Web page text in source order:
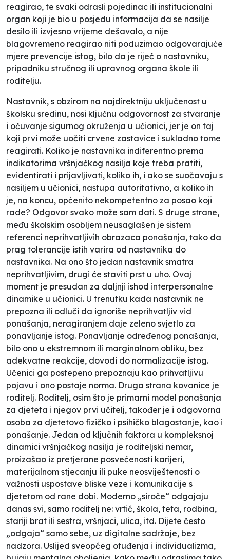
reagirao, te svaki odrasli pojedinac ili institucionalni
organ koji je bio u posjedu informacija da se nasilje
desilo ili izvjesno vrijeme dešavalo, a nije
blagovremeno reagirao niti poduzimao odgovarajuće
mjere prevencije istog, bilo da je riječ o nastavniku,
pripadniku stručnog ili upravnog organa škole ili
roditelju.
Nastavnik, s obzirom na najdirektniju uključenost u
školsku sredinu, nosi ključnu odgovornost za stvaranje
i očuvanje sigurnog okruženja u učionici, jer je on taj
koji prvi može uočiti crvene zastavice i sukladno tome
reagirati. Koliko je nastavnika indiferentno prema
indikatorima vršnjačkog nasilja koje treba pratiti,
evidentirati i prijavljivati, koliko ih, i ako se suočavaju s
nasiljem u učionici, nastupa autoritativno, a koliko ih
je, na koncu, općenito nekompetentno za posao koji
rade? Odgovor svako može sam dati. S druge strane,
među školskim osobljem neusaglašen je sistem
referenci neprihvatljivih obrazaca ponašanja, tako da
prag tolerancije istih varira od nastavnika do
nastavnika. Na ono što jedan nastavnik smatra
neprihvatljivim, drugi će staviti prst u uho. Ovaj
moment je presudan za daljnji ishod interpersonalne
dinamike u učionici. U trenutku kada nastavnik ne
prepozna ili odluči da ignoriše neprihvatljiv vid
ponašanja, neragiranjem daje zeleno svjetlo za
ponavljanje istog. Ponavljanje određenog ponašanja,
bilo ono u ekstremnom ili marginalnom obliku, bez
adekvatne reakcije, dovodi do normalizacije istog.
Učenici ga postepeno prepoznaju kao prihvatljivu
pojavu i ono postaje norma. Druga strana kovanice je
roditelj. Roditelj, osim što je primarni model ponašanja
za djeteta i njegov prvi učitelj, također je i odgovorna
osoba za djetetovo fizičko i psihičko blagostanje, kao i
ponašanje. Jedan od ključnih faktora u kompleksnoj
dinamici vršnjačkog nasilja je roditeljski nemar,
proizašao iz pretjerane posvećenosti karijeri,
materijalnom stjecanju ili puke neosviještenosti o
važnosti uspostave bliske veze i komunikacije s
djetetom od rane dobi. Moderno „siroče“ odgajaju
danas svi, samo roditelj ne: vrtić, škola, teta, rodbina,
stariji brat ili sestra, vršnjaci, ulica, itd. Dijete često
„odgaja“ samo sebe, uz digitalne sadržaje, bez
nadzora. Uslijed sveopćeg otuđenja i individualizma,